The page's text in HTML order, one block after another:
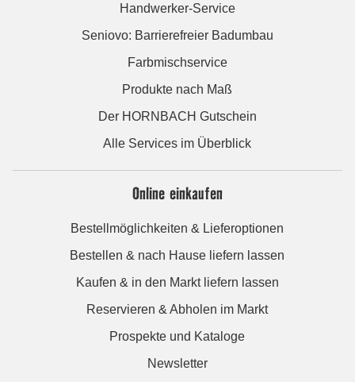
Handwerker-Service
Seniovo: Barrierefreier Badumbau
Farbmischservice
Produkte nach Maß
Der HORNBACH Gutschein
Alle Services im Überblick
Online einkaufen
Bestellmöglichkeiten & Lieferoptionen
Bestellen & nach Hause liefern lassen
Kaufen & in den Markt liefern lassen
Reservieren & Abholen im Markt
Prospekte und Kataloge
Newsletter